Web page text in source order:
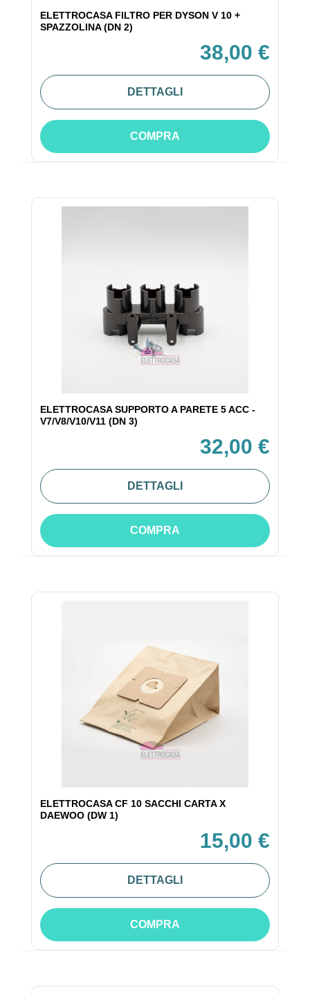
ELETTROCASA FILTRO PER DYSON V 10 +
SPAZZOLINA (DN 2)
38,00 €
DETTAGLI
COMPRA
ELETTROCASA SUPPORTO A PARETE 5 ACC -
V7/V8/V10/V11 (DN 3)
32,00 €
DETTAGLI
COMPRA
ELETTROCASA CF 10 SACCHI CARTA X
DAEWOO (DW 1)
15,00 €
DETTAGLI
COMPRA